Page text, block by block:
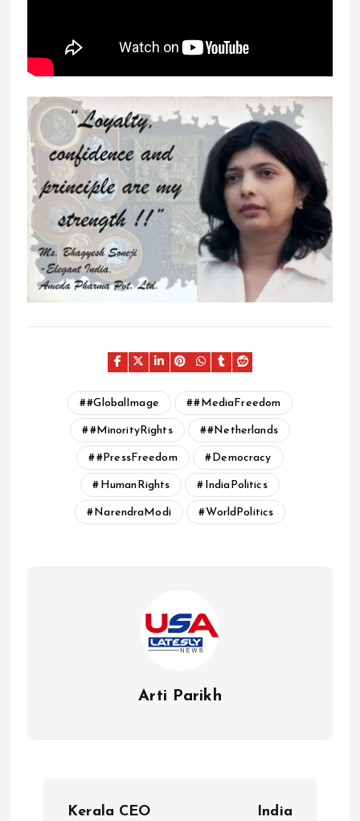
#GlobalImage #MediaFreedom
#MinorityRights #Netherlands
#PressFreedom Democracy
HumanRights IndiaPolitics
NarendraModi WorldPolitics
Arti Parikh
Kerala CEO
India